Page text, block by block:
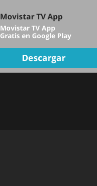
TV EN VIVO
Movistar TV App
Movistar TV App
Gratis en Google Play
Descargar